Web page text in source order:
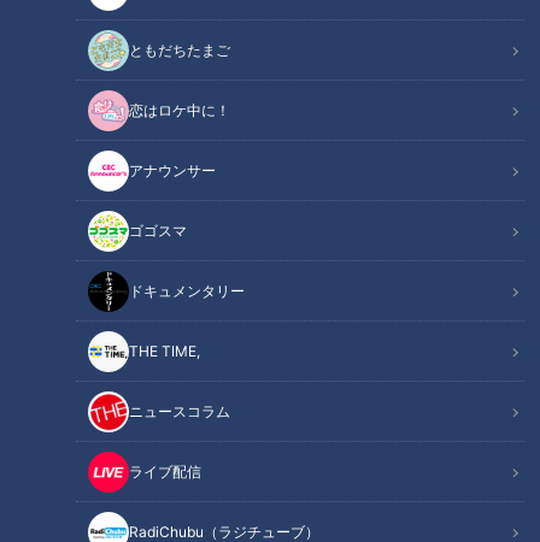
ともだちたまご
恋はロケ中に！
アナウンサー
ゴゴスマ
ドキュメンタリー
THE TIME,
ニュースコラム
ライブ配信
RadiChubu（ラジチューブ）
CBCテレビ：画像「デララバ」
この記事の画像（全10枚）